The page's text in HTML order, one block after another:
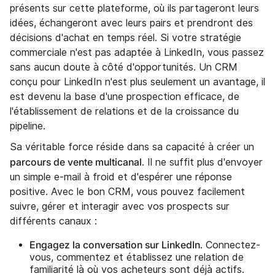
présents sur cette plateforme, où ils partageront leurs
idées, échangeront avec leurs pairs et prendront des
décisions d'achat en temps réel. Si votre stratégie
commerciale n'est pas adaptée à LinkedIn, vous passez
sans aucun doute à côté d'opportunités. Un CRM
conçu pour LinkedIn n'est plus seulement un avantage, il
est devenu la base d'une prospection efficace, de
l'établissement de relations et de la croissance du
pipeline.
Sa véritable force réside dans sa capacité à créer un
parcours de vente multicanal. Il ne suffit plus d'envoyer
un simple e-mail à froid et d'espérer une réponse
positive. Avec le bon CRM, vous pouvez facilement
suivre, gérer et interagir avec vos prospects sur
différents canaux :
Engagez la conversation sur LinkedIn. Connectez-
vous, commentez et établissez une relation de
familiarité là où vos acheteurs sont déjà actifs.